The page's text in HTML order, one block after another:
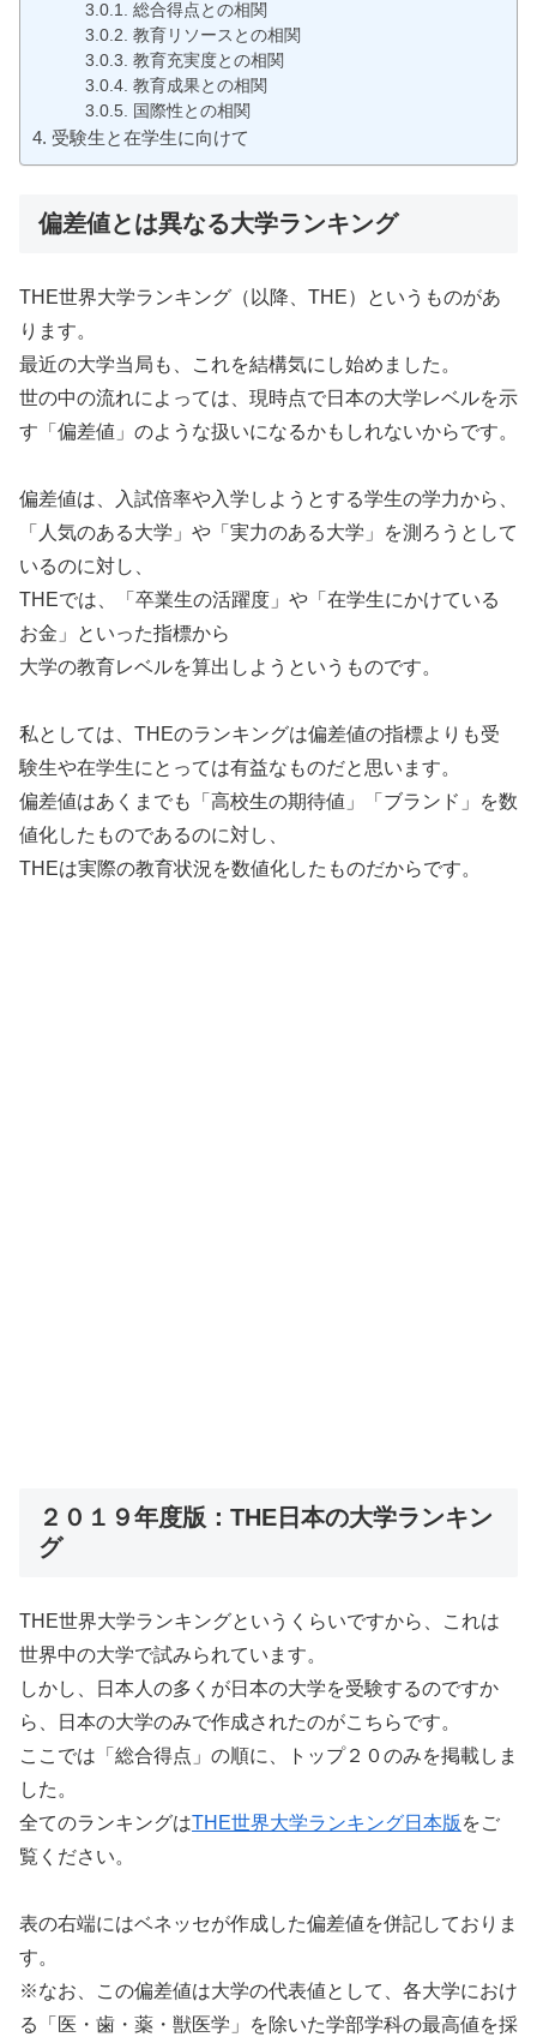
総合得点との相関
教育リソースとの相関
教育充実度との相関
教育成果との相関
国際性との相関
受験生と在学生に向けて
偏差値とは異なる大学ランキング
THE世界大学ランキング（以降、THE）というものがあ
ります。
最近の大学当局も、これを結構気にし始めました。
世の中の流れによっては、現時点で日本の大学レベルを示
す「偏差値」のような扱いになるかもしれないからです。
偏差値は、入試倍率や入学しようとする学生の学力から、
「人気のある大学」や「実力のある大学」を測ろうとして
いるのに対し、
THEでは、「卒業生の活躍度」や「在学生にかけている
お金」といった指標から
大学の教育レベルを算出しようというものです。
私としては、THEのランキングは偏差値の指標よりも受
験生や在学生にとっては有益なものだと思います。
偏差値はあくまでも「高校生の期待値」「ブランド」を数
値化したものであるのに対し、
THEは実際の教育状況を数値化したものだからです。
２０１９年度版：THE日本の大学ランキン
グ
THE世界大学ランキングというくらいですから、これは
世界中の大学で試みられています。
しかし、日本人の多くが日本の大学を受験するのですか
ら、日本の大学のみで作成されたのがこちらです。
ここでは「総合得点」の順に、トップ２０のみを掲載しま
した。
全てのランキングはTHE世界大学ランキング日本版 をご
覧ください。
表の右端にはベネッセが作成した偏差値を併記しておりま
す。
※なお、この偏差値は大学の代表値として、各大学におけ
る「医・歯・薬・獣医学」を除いた学部学科の最高値を採